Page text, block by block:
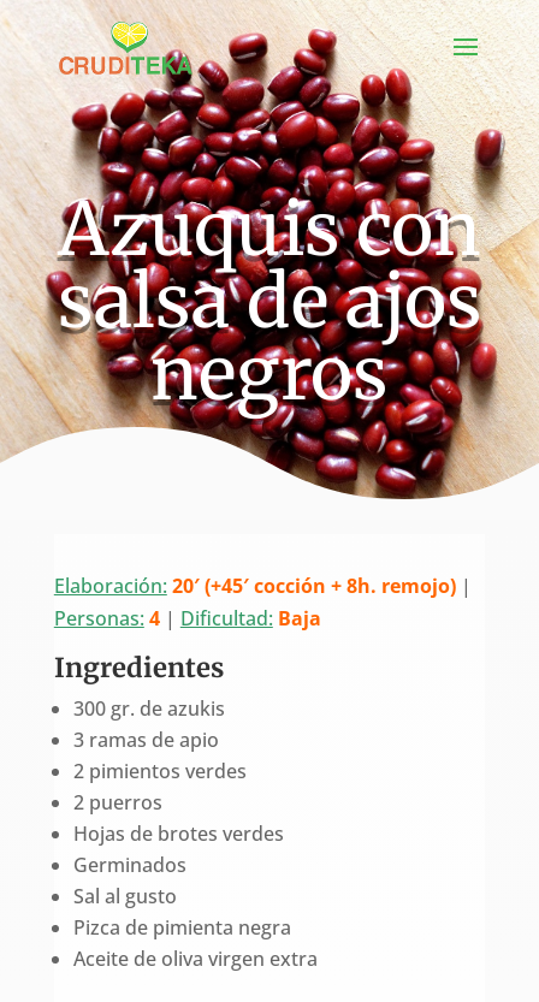
Azuquis con
salsa de ajos
negros
Elaboración: 20′ (+45′ cocción + 8h. remojo) |
Personas: 4| Dificultad: Baja
Ingredientes
300 gr. de azukis
3 ramas de apio
2 pimientos verdes
2 puerros
Hojas de brotes verdes
Germinados
Sal al gusto
Pizca de pimienta negra
Aceite de oliva virgen extra